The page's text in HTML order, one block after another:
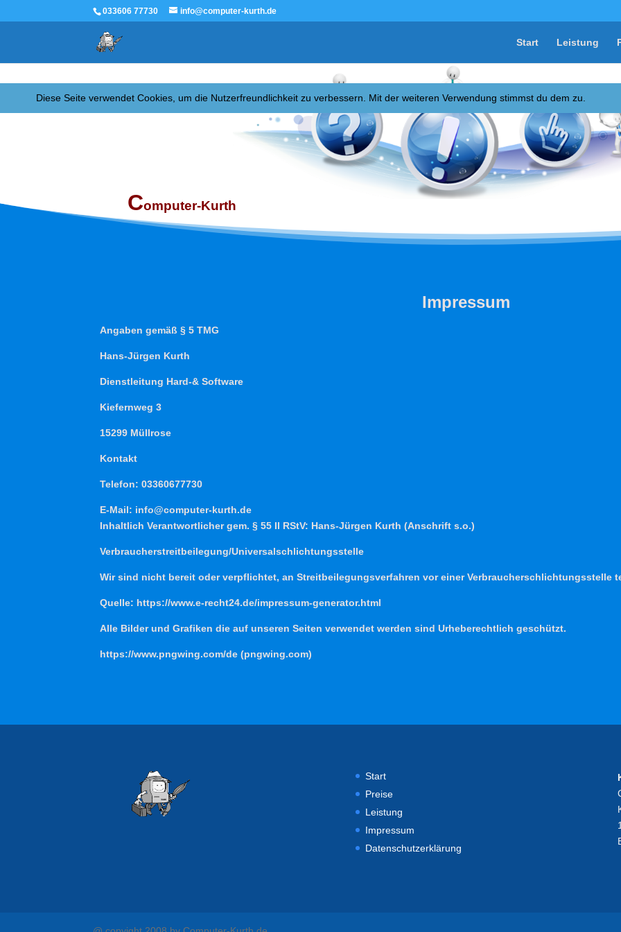
033606 77730 info@computer-kurth.de
Start Leistung
Computer-Kurth
Impressum
Angaben gemäß § 5 TMG
Hans-Jürgen Kurth
Dienstleitung Hard-& Software
Kiefernweg 3
15299 Müllrose
Kontakt
Telefon: 03360677730
E-Mail: info@computer-kurth.de
Inhaltlich Verantwortlicher gem. § 55 II RStV: Hans-Jürgen Kurth (Anschrift s.o.)
Verbraucher­streit­beilegung/Universal­schlichtungs­stelle
Wir sind nicht bereit oder verpflichtet, an Streitbeilegungsverfahren vor einer Verbraucherschlichtungsstelle
Quelle: https://www.e-recht24.de/impressum-generator.html
Alle Bilder und Grafiken die auf unseren Seiten verwendet werden sind Urheberechtlich geschützt.
https://www.pngwing.com/de (pngwing.com)
Start
Preise
Leistung
Impressum
Datenschutzerklärung
Diese Seite verwendet Cookies, um die Nutzerfreundlichkeit zu verbessern. Mit der weiteren Verwendung stimmst du dem zu.